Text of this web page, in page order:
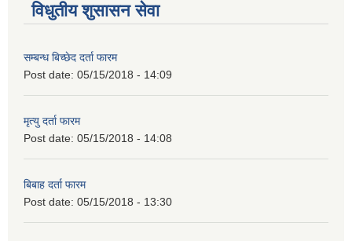
विधुतीय शुसासन सेवा
सम्बन्ध बिच्छेद दर्ता फारम
Post date: 05/15/2018 - 14:09
मृत्यु दर्ता फारम
Post date: 05/15/2018 - 14:08
बिबाह दर्ता फारम
Post date: 05/15/2018 - 13:30